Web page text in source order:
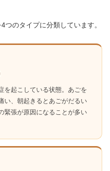
つのタイプに分類しています。
を起こしている状態。あごを
い、朝起きるとあごがだるい
緊張が原因になることが多い